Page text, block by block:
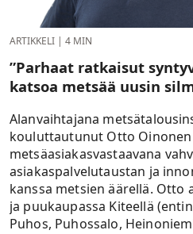
ARTIKKELI | 4 MIN
”Parhaat ratkaisut
katsoa metsää uusin
Alanvaihtajana
kouluttautunut Otto
metsäasiakasvastaavana
asiakaspalvelutaustan ja
kanssa metsien äärellä. Otto
ja puukaupassa Kiteellä
Puhos, Puhossalo,